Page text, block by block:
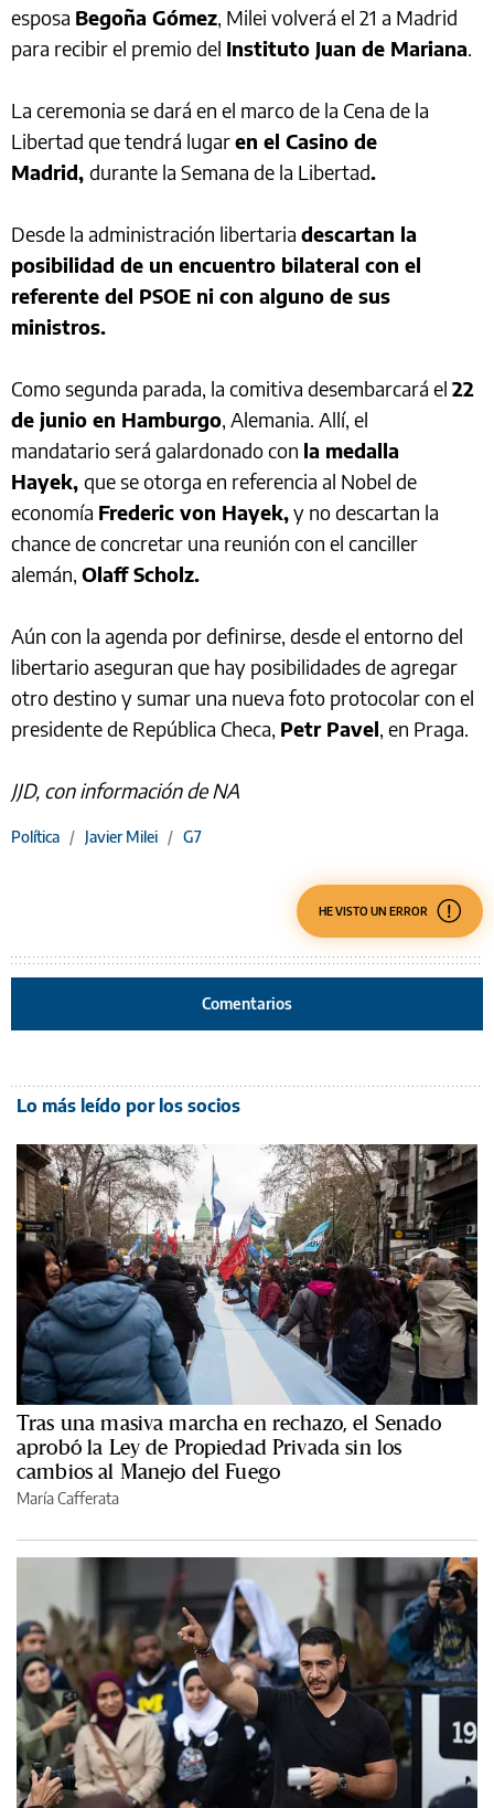
esposa Begoña Gómez, Milei volverá el 21 a Madrid
para recibir el premio del Instituto Juan de Mariana.
La ceremonia se dará en el marco de la Cena de la
Libertad que tendrá lugaren el Casino de
Madrid, durante la Semana de la Libertad.
Desde la administración libertaria descartan la
posibilidad de un encuentro bilateral con el
referente del PSOE ni con alguno de sus
ministros.
Como segunda parada, la comitiva desembarcará el 22
de junio en Hamburgo, Alemania. Allí, el
mandatario será galardonado con la medalla
Hayek, que se otorga en referencia al Nobel de
economía Frederic von Hayek,y no descartan la
chance de concretar una reunión con el canciller
alemán, Olaff Scholz.
Aún con la agenda por definirse, desde el entorno del
libertario aseguran que hay posibilidades de agregar
otro destino y sumar una nueva foto protocolar con el
presidente de República Checa, Petr Pavel, en Praga.
JJD, con información de NA
Política / Javier Milei / G7
HE VISTO UN ERROR
Comentarios
Lo más leído por los socios
Tras una masiva marcha en rechazo, el Senado
aprobó la Ley de Propiedad Privada sin los
cambios al Manejo del Fuego
María Cafferata